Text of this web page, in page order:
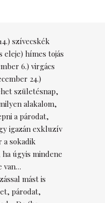
szívecskék
hímes tojás
6.) virgács
24.)
születésnap,
alakalom,
a párodat,
igazán exkluzív
a sokadik
úgyis mindene
van…
mást is
párodat,